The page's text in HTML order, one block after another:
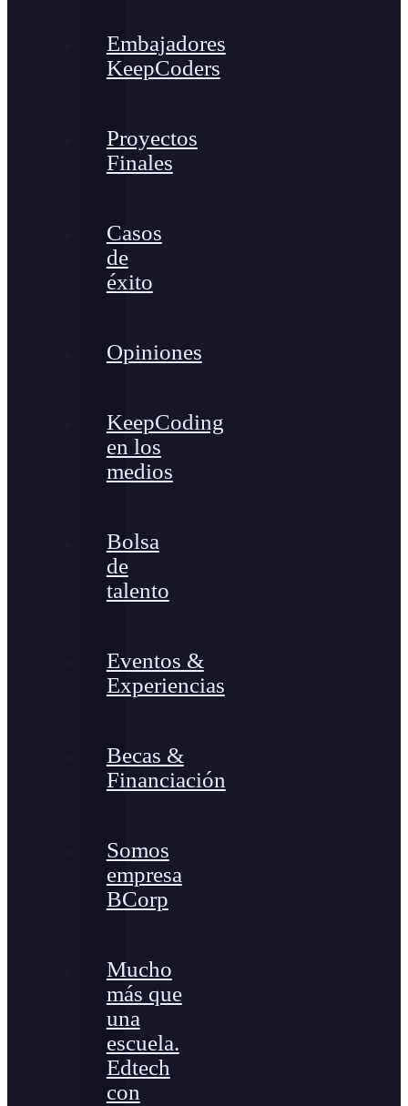
Embajadores
KeepCoders
Proyectos
Finales
Casos
de
éxito
Opiniones
KeepCoding
en los
medios
Bolsa
de
talento
Eventos &
Experiencias
Becas &
Financiación
Somos
empresa
BCorp
Mucho
más que
una
escuela.
Edtech
con